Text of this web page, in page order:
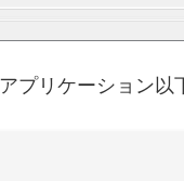
プリケーション以